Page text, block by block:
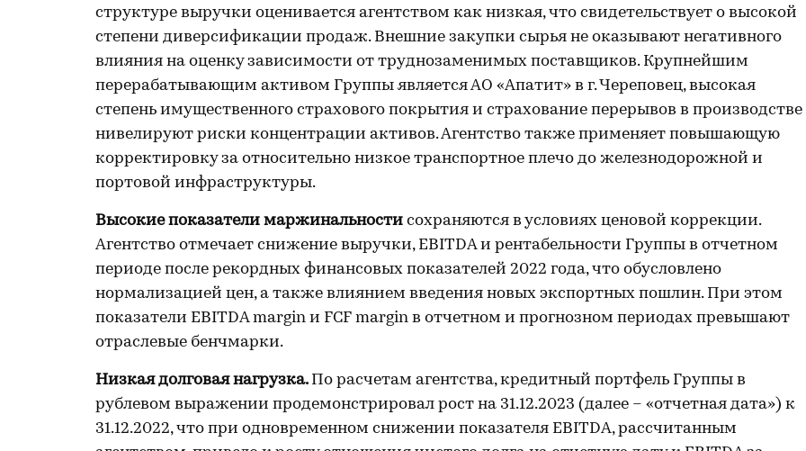
структуре выручки оценивается агентством как низкая, что свидетельствует о высокой
степени диверсификации продаж. Внешние закупки сырья не оказывают негативного
влияния на оценку зависимости от труднозаменимых поставщиков. Крупнейшим
перерабатывающим активом Группы является АО «Апатит» в г. Череповец, высокая
степень имущественного страхового покрытия и страхование перерывов в производстве
нивелируют риски концентрации активов. Агентство также применяет повышающую
корректировку за относительно низкое транспортное плечо до железнодорожной и
портовой инфраструктуры.
Высокие показатели маржинальности сохраняются в условиях ценовой коррекции.
Агентство отмечает снижение выручки, EBITDA и рентабельности Группы в отчетном
периоде после рекордных финансовых показателей 2022 года, что обусловлено
нормализацией цен, а также влиянием введения новых экспортных пошлин. При этом
показатели EBITDA margin и FCF margin в отчетном и прогнозном периодах превышают
отраслевые бенчмарки.
Низкая долговая нагрузка. По расчетам агентства, кредитный портфель Группы в
рублевом выражении продемонстрировал рост на 31.12.2023 (далее – «отчетная дата») к
31.12.2022, что при одновременном снижении показателя EBITDA, рассчитанным